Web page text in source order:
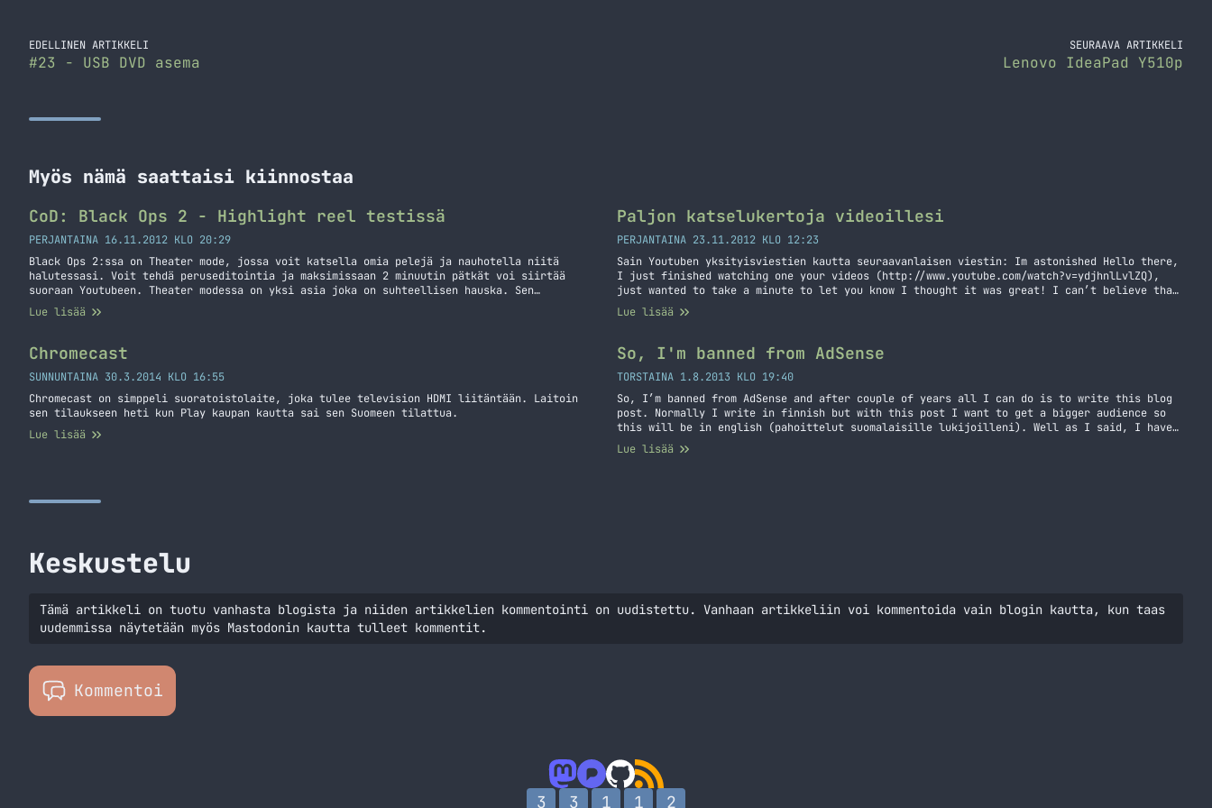
EDELLINEN ARTIKKELI
#23 - USB DVD asema
SEURAAVA ARTIKKELI
Lenovo IdeaPad Y510p
Myös nämä saattaisi kiinnostaa
CoD: Black Ops 2 - Highlight reel testissä
PERJANTAINA 16.11.2012 KLO 20:29
Black Ops 2:ssa on Theater mode, jossa voit katsella omia pelejä ja nauhotella niitä
halutessasi. Voit tehdä peruseditointia ja maksimissaan 2 minuutin pätkät voi siirtää
suoraan Youtubeen. Theater modessa on yksi asia joka on suhteellisen hauska. Sen
ominaisuuden nimi on Highlight Reel jolla voit tehdä pätkiä omasta pelistä jossa näkyy
käytännössä kaikki onnistumiset (eli tapot).… Jatka lukemista CoD: Black Ops 2 –
Lue lisää
Paljon katselukertoja videoillesi
PERJANTAINA 23.11.2012 KLO 12:23
Sain Youtuben yksityisviestien kautta seuraavanlaisen viestin: Im astonished Hello there,
I just finished watchinɡ one your videos (http://www.youtube.com/watch?v=ydjhnlLvlZQ),
just wanted to take a minute to let you know I thought it was great! I can’t believe that
your video isn’t getting more views, I mean come on people! Honestly, you have some of
the ƅest vidеоs… Jatka lukemista Paljon katselukertoja videoillesi
Lue lisää
Chromecast
SUNNUNTAINA 30.3.2014 KLO 16:55
Chromecast on simppeli suoratoistolaite, joka tulee television HDMI liitäntään. Laitoin
sen tilaukseen heti kun Play kaupan kautta sai sen Suomeen tilattua.
Lue lisää
So, I'm banned from AdSense
TORSTAINA 1.8.2013 KLO 19:40
So, I’m banned from AdSense and after couple of years all I can do is to write this blog
post. Normally I write in finnish but with this post I want to get a bigger audience so
this will be in english (pahoittelut suomalaisille lukijoilleni). Well as I said, I have
been banned couple of years… Jatka lukemista So, I’m banned from AdSense
Lue lisää
Keskustelu
Tämä artikkeli on tuotu vanhasta blogista ja niiden artikkelien kommentointi on uudistettu. Vanhaan artikkeliin voi kommentoida vain blogin kautta, kun taas
uudemmissa näytetään myös Mastodonin kautta tulleet kommentit.
Kommentoi
3 3 1 1 2